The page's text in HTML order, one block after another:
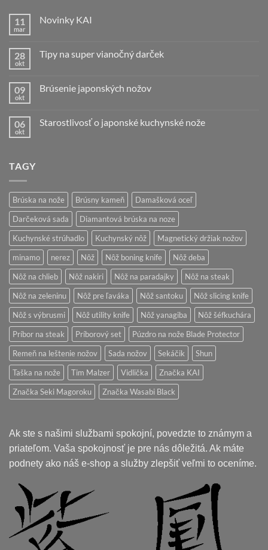
11
mar
Novinky KAI
Novinky
28
okt
Tipy na super vianočný darček
Tipy
darček
09
okt
Brúsenie japonských nožov
Brúsenie
06
okt
Starostlivosť o japonské kuchynské nože
TAGY
Brúska na nože Brúsny kameň
Damašková oceľ
Darčeková sada
Diamantová brúska na noze
Kuchynské strúhadlo
Kuchynský nôž
Magnetický držiak nožov
minamo
nerez Nôž Nôž boning knife
Nôž deba
Nôž na chlieb
Nôž nakiri Nôž na paradajky
Nôž na steak
Nôž na zeleninu
Nôž pre ľaváka Nôž santoku
Nôž slicing knife
Nôž s výbrusmi
Nôž utility knife Nôž yanagiba
Nôž šéfkuchára
Príbor na steak
Príborový set
Púzdro na nože Blade Protector
Remeň na leštenie nožov
Sada nožov Sekáčik
Shun
Taška na nože
Tim Malzer Vidlička
Značka KAI
Značka Seki Magoroku
Značka Wasabi Black
Ak ste s našimi službami spokojní, povedzte to známym a
priateľom. Vaša spokojnosť je pre nás dôležitá. Ak máte
podnety ako náš e-shop a služby zlepšiť veľmi to oceníme.